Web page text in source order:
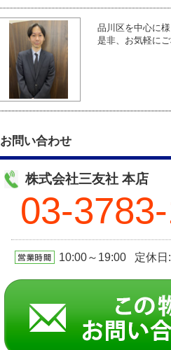
品川区を中心に
是非、お気軽に
お問い合わせ
株式会社三友社 本店
03-
10:00～19:00 定休日: